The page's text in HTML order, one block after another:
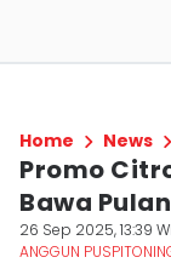
Home News
Promo
Bawa
26 Sep 2025, 13:39
ANGGUN